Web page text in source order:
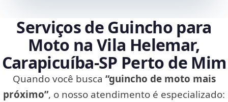
Serviços de Guincho para
Moto na Vila Helemar,
Carapicuíba‑SP Perto de Mim
Quando você busca “guincho de moto mais
próximo”, o nosso atendimento é especializado: